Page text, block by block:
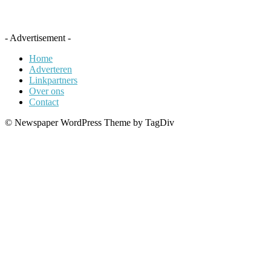
- Advertisement -
Home
Adverteren
Linkpartners
Over ons
Contact
© Newspaper WordPress Theme by TagDiv